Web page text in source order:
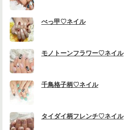
べっ甲♡ネイル
モノトーンフラワー♡ネイル
千鳥格子柄♡ネイル
タイダイ柄フレンチ♡ネイル